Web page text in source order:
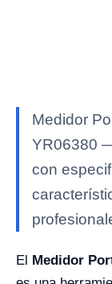
Medidor
YR06380
con
El Medidor